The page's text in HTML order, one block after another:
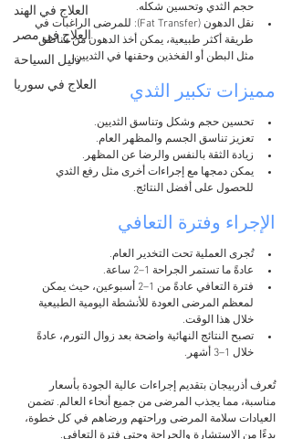
العلاج في الهند
العلاج في مصر
دليل السياحة
العلاج في سوريا
حجم الثدي وتحسين شكله.
نقل الدهون (Fat Transfer): للمرضى الراغبات في
طريقة أكثر طبيعية، يمكن أخذ الدهون من مناطق
مثل البطن أو الفخذين وحقنها في الثديين.
مميزات تكبير الثدي
تحسين حجم وشكل وتناسق الثديين.
تعزيز تناسق الجسم والمظهر العام.
زيادة الثقة بالنفس والرضا عن المظهر.
يمكن دمجها مع إجراءات أخرى مثل رفع الثدي
للحصول على أفضل النتائج.
الإجراء وفترة التعافي
تُجرى العملية تحت التخدير العام.
عادةً ما تستمر الجراحة 1–2 ساعة.
فترة التعافي عادةً من 1–2 أسبوعين، حيث يمكن
لمعظم المرضى العودة للأنشطة اليومية الطبيعية
خلال هذا الوقت.
تصبح النتائج النهائية واضحة بعد زوال التورم، عادةً
خلال 1–3 أشهر.
تُعرف أذربيجان بتقديم إجراءات عالية الجودة بأسعار
مناسبة، مما يجذب المرضى من جميع أنحاء العالم. تضمن
العيادات سلامة المرضى وراحتهم ورضاهم في كل خطوة،
بدءًا من الاستشارة والجراحة وحتى فترة التعافي.